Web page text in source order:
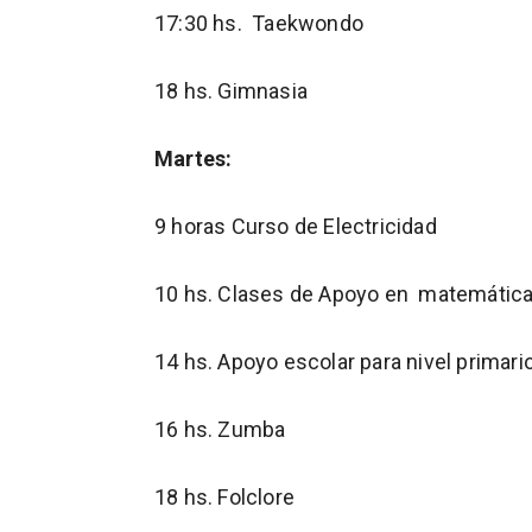
17:30 hs. Taekwondo
18 hs. Gimnasia
Martes:
9 horas Curso de Electricidad
10 hs. Clases de Apoyo en
14 hs. Apoyo escolar para nivel
16 hs. Zumba
18 hs. Folclore